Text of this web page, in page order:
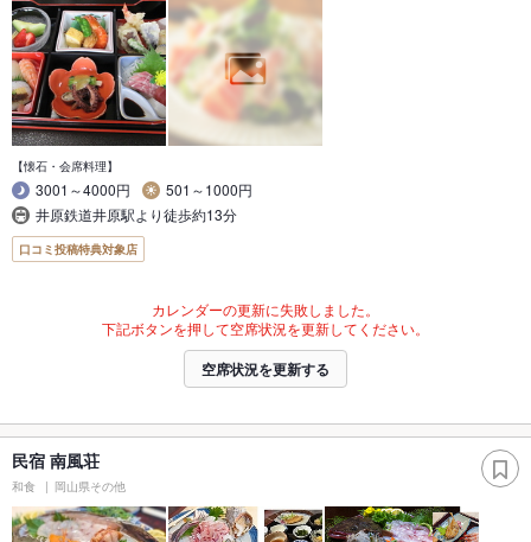
【懐石・会席料理】
3001～4000円
501～1000円
井原鉄道井原駅より徒歩約13分
口コミ投稿特典対象店
カレンダーの更新に失敗しました。
下記ボタンを押して空席状況を更新してください。
空席状況を更新する
民宿 南風荘
和食 岡山県その他